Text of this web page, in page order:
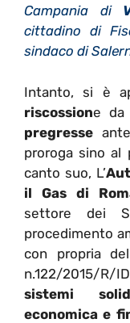
Campania di
cittadino di
sindaco di
Intanto, si è
riscossione da
pregresse
proroga sino al
canto suo, L’
il Gas di
settore dei
procedimento
con propria
n.122/2015/R/
sistemi
economica e